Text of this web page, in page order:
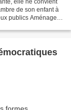
elle ne convient
de son enfant à
publics Aménager